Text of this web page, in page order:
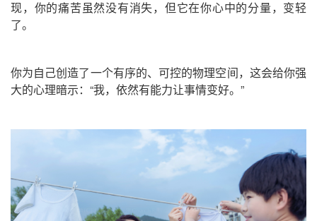
现，你的痛苦虽然没有消失，但它在你心中的分量，变轻
了。
你为自己创造了一个有序的、可控的物理空间，这会给你强
大的心理暗示： “我，依然有能力让事情变好。”